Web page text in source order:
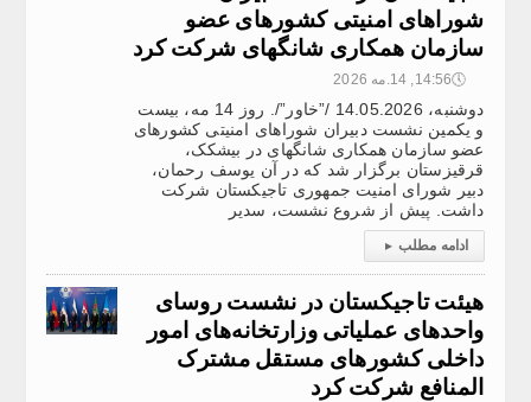
شوراهای امنیتی کشورهای عضو
سازمان همکاری شانگهای شرکت کرد
🕔14:56, 14.مه 2026
دوشنبه، 14.05.2026 /”خاور”/. روز 14 مه، بیست
و یکمین نشست دبیران شوراهای امنیتی کشورهای
عضو سازمان همکاری شانگهای در بیشکک،
قرقیزستان برگزار شد که در آن یوسف رحمان،
دبیر شورای امنیت جمهوری تاجیکستان شرکت
داشت. پیش از شروع نشست، سدیر
ادامه مطلب ▸
هیئت تاجیکستان در نشست روسای
واحدهای عملیاتی وزارتخانه‌های امور
داخلی کشورهای مستقل مشترک
المنافع شرکت کرد